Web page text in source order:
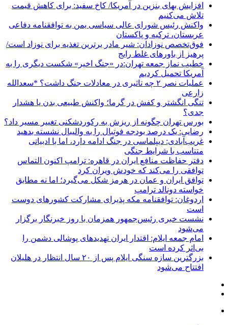
افزایش بهای بنزین در آمریکا/ کاخ سفید: برای کاهش قیمت
تلاش می‌کنیم
واکنش رئیس شورای عالی سیاسی یمن به توافقنامه دفاعی
عربستان، ترکیه و پاکستان
فوق‌تخصص نوزادان: شیر مادر برترین تغذیه برای نوزاد است/
پرهیز از باورهای غلط رایج
خطیب نماز جمعه تهران:در «جنگ اخیر» شکست دیگری را به
آمریکا تحمیل کردیم
عملیات نصر ۲ چه تاثیری در معادلات جنگ داشت؟ *سعدالله
زارعی
تنگی انگشتر و کفش در گرما؛ واکنش طبیعی بدن یا هشدار
جدی؟
بورس تهران چگونه از ریزش به رکوردشکنی تغییر مسیر داد؟
رضایی: یک درصد بودجه فوتبال را به والیبال نشسته بدهید
غریب‌آبادی: دیپلماسی در جنگ ادامه دارد، اما با ادبیاتی
متناسب با شرایط جنگی
دفتر حفاظت منافع ایران در قاهره: ترامپ اکنون التماس
توافقی را می‌کند که خودش ویران کرد
توافق ایران و عمان در هرمز شکل می‌گیرد؛ اما نه مطابق
خواسته دونالد ترامپ
اردوغان: توافقنامه مکه پذیرای مشارکت کشورهای دوست
است
نشست خبری رئیس‌جمهور همزمان با روز خبرنگار برگزار
می‌شود
امام جمعه ایلام: اقتدار ایران تهدیدهای پوشالی دشمن را
بی‌اثر کرده است
بزرگترین سازه سنگی ایلام پس از ۲۰ سال انتظار در هلیلان
افتتاح می‌شود